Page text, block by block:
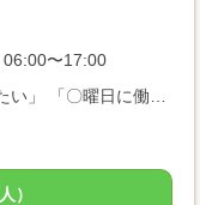
〜17:00
）